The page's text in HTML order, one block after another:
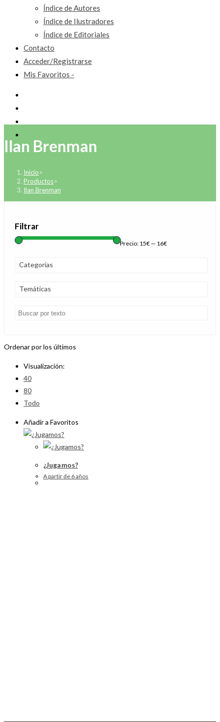
Índice de Autores
Índice de Ilustradores
Índice de Editoriales
Contacto
Acceder/Registrarse
Mis Favoritos -
Ilan Brenman
Inicio>
Productos>
Ilan Brenman
Filtrar
Precio: 15€ — 16€
Categorías
Temáticas
Ordenar por los últimos
Visualización:
40
80
Todo
Añadir a Favoritos
¿Jugamos?
A partir de 6 años